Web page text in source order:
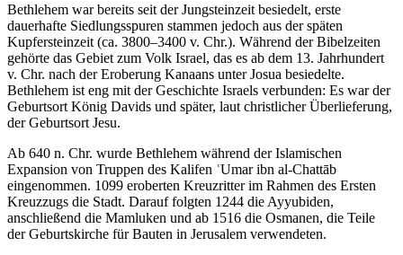
Bethlehem war bereits seit der Jungsteinzeit besiedelt, erste
dauerhafte Siedlungsspuren stammen jedoch aus der späten
Kupfersteinzeit (ca. 3800–3400 v. Chr.). Während der Bibelzeiten
gehörte das Gebiet zum Volk Israel, das es ab dem 13. Jahrhundert
v. Chr. nach der Eroberung Kanaans unter Josua besiedelte.
Bethlehem ist eng mit der Geschichte Israels verbunden: Es war der
Geburtsort König Davids und später, laut christlicher Überlieferung,
der Geburtsort Jesu.
Ab 640 n. Chr. wurde Bethlehem während der Islamischen
Expansion von Truppen des Kalifen ʿUmar ibn al-Chattāb
eingenommen. 1099 eroberten Kreuzritter im Rahmen des Ersten
Kreuzzugs die Stadt. Darauf folgten 1244 die Ayyubiden,
anschließend die Mamluken und ab 1516 die Osmanen, die Teile
der Geburtskirche für Bauten in Jerusalem verwendeten.